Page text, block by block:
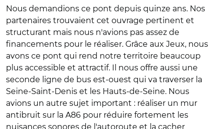
Nous demandions ce pont depuis quinze ans. Nos
partenaires trouvaient cet ouvrage pertinent et
structurant mais nous n'avions pas assez de
financements pour le réaliser. Grâce aux Jeux, nous
avons ce pont qui rend notre territoire beaucoup
plus accessible et attractif. Il nous offre aussi une
seconde ligne de bus est-ouest qui va traverser la
Seine-Saint-Denis et les Hauts-de-Seine. Nous
avions un autre sujet important : réaliser un mur
antibruit sur la A86 pour réduire fortement les
nuisances sonores de l'autoroute et la cacher